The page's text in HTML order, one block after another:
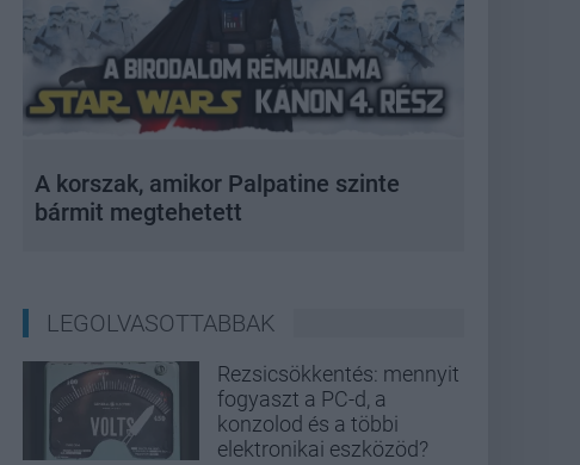
A korszak, amikor Palpatine szinte
bármit megtehetett
LEGOLVASOTTABBAK
Rezsicsökkentés: mennyit
fogyaszt a PC-d, a
konzolod és a többi
elektronikai eszközöd?